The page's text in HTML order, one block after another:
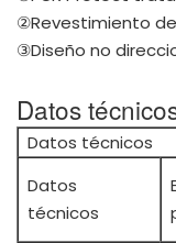
②Revestimiento
③Diseño no
Datos
Datos técnicos
Datos
técnicos